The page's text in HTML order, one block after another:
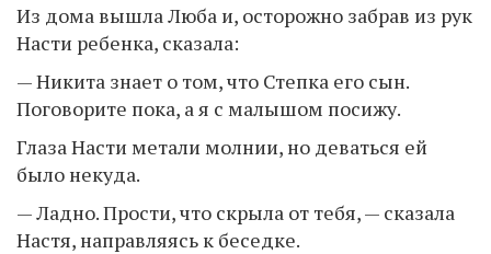
Из дома вышла Люба и, осторожно забрав из рук
Насти ребенка, сказала:
— Никита знает о том, что Степка его сын.
Поговорите пока, а я с малышом посижу.
Глаза Насти метали молнии, но деваться ей
было некуда.
— Ладно. Прости, что скрыла от тебя, — сказала
Настя, направляясь к беседке.